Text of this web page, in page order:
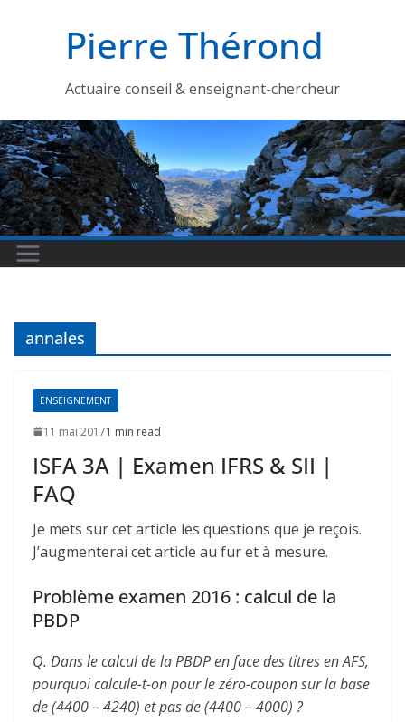
Pierre Thérond
Actuaire conseil & enseignant-chercheur
annales
ENSEIGNEMENT
11 mai 20171 min read
ISFA 3A | Examen IFRS & SII |
FAQ
Je mets sur cet article les questions que je reçois.
J’augmenterai cet article au fur et à mesure.
Problème examen 2016 : calcul de la
PBDP
Q. Dans le calcul de la PBDP en face des titres en AFS,
pourquoi calcule-t-on pour le zéro-coupon sur la base
de (4400 – 4240) et pas de (4400 – 4000) ?